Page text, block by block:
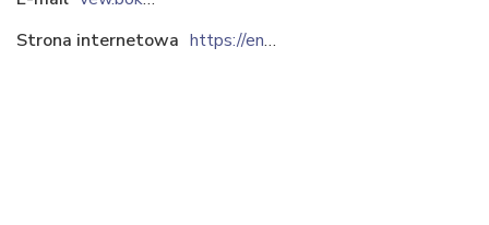
Strona internetowa
https://energiadlawarszawy.pl